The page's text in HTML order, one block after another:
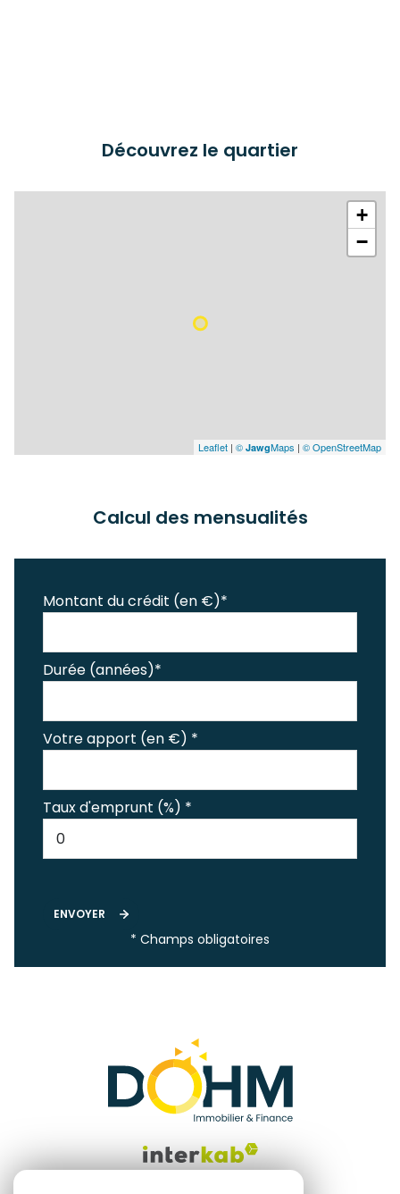
Découvrez le quartier
+
−
Leaflet | © JawgMaps | © OpenStreetMap
Calcul des mensualités
Montant du crédit (en €)*
Durée (années)*
Votre apport (en €) *
Taux d'emprunt (%) *
ENVOYER
* Champs obligatoires